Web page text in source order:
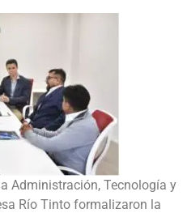
Administración, Tecnología y
Río Tinto formalizaron la